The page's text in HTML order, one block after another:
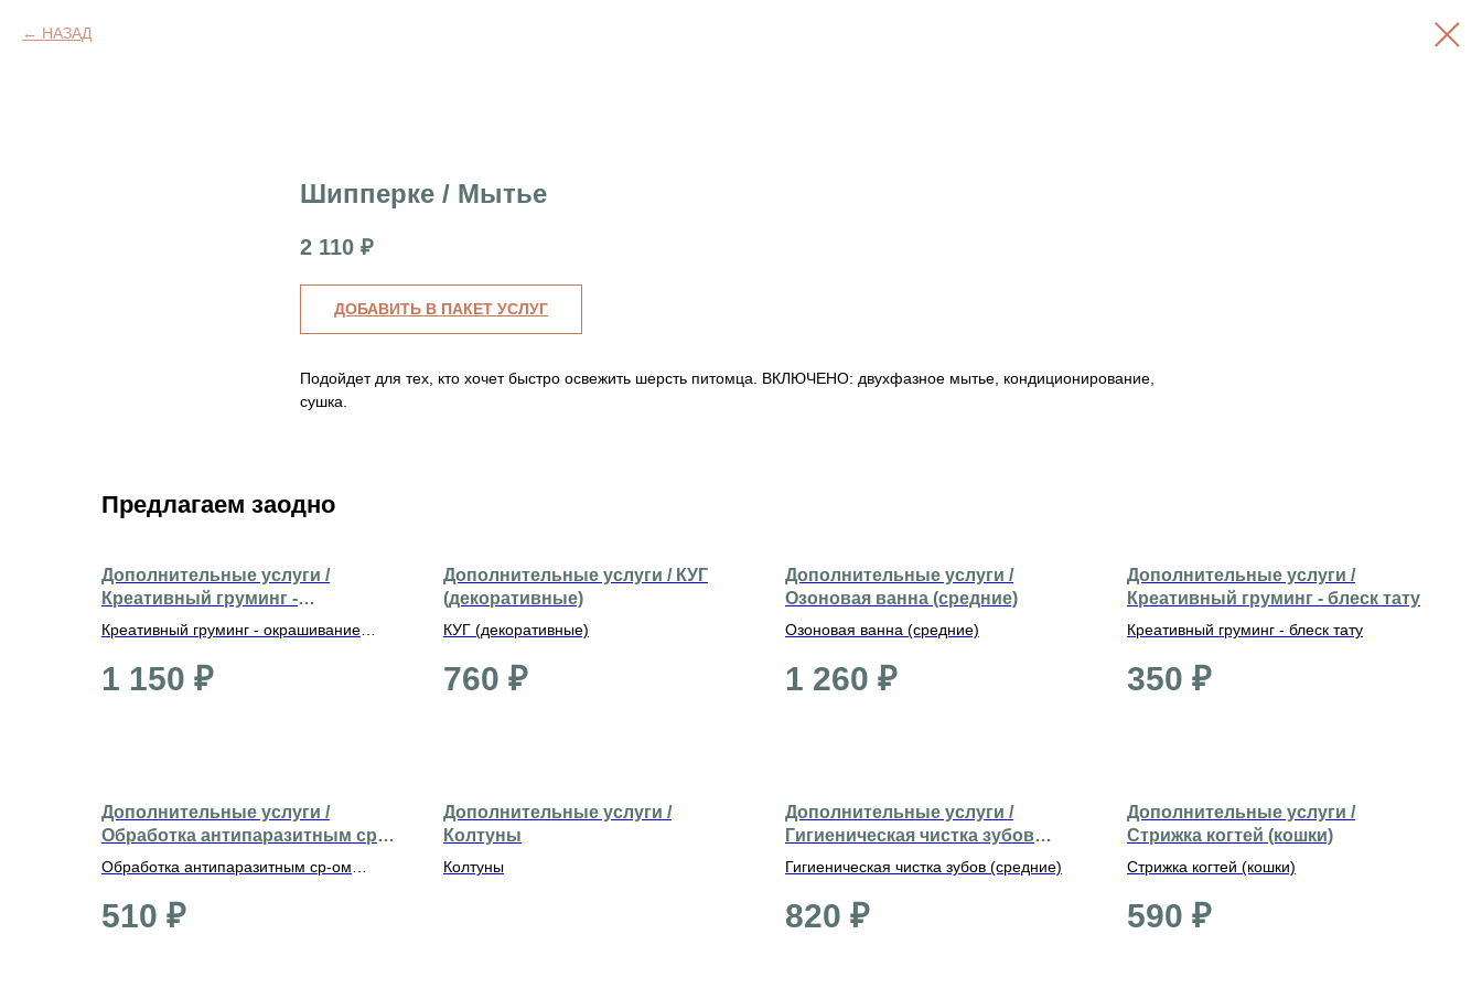
НАЗАД
Шипперке / Мытье
2 110 ₽
ДОБАВИТЬ В ПАКЕТ УСЛУГ
Подойдет для тех, кто хочет быстро освежить шерсть питомца. ВКЛЮЧЕНО: двухфазное мытье, кондиционирование,
сушка.
Предлагаем заодно
Дополнительные услуги /
Креативный груминг -
окрашивание ушей
Креативный груминг - окрашивание
1 150 ₽
Дополнительные услуги / КУГ
(декоративные)
КУГ (декоративные)
760 ₽
Дополнительные услуги /
Озоновая ванна (средние)
Озоновая ванна (средние)
1 260 ₽
Дополнительные услуги /
Креативный груминг - блеск тату
Креативный груминг - блеск тату
350 ₽
Дополнительные услуги /
Обработка антипаразитным ср-
ом (средние)
Обработка антипаразитным ср-ом
510 ₽
Дополнительные услуги /
Колтуны
Колтуны
Дополнительные услуги /
Гигиеническая чистка зубов
(средние)
Гигиеническая чистка зубов (средние)
820 ₽
Дополнительные услуги /
Стрижка когтей (кошки)
Стрижка когтей (кошки)
590 ₽